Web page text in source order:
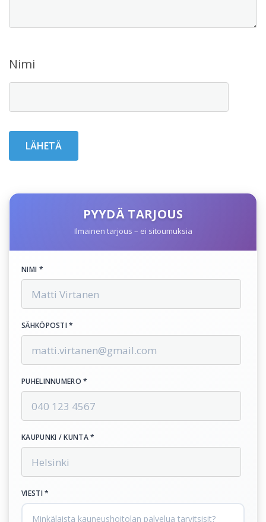
Nimi
PYYDÄ TARJOUS
Ilmainen tarjous – ei sitoumuksia
NIMI *
SÄHKÖPOSTI *
PUHELINNUMERO *
KAUPUNKI / KUNTA *
VIESTI *